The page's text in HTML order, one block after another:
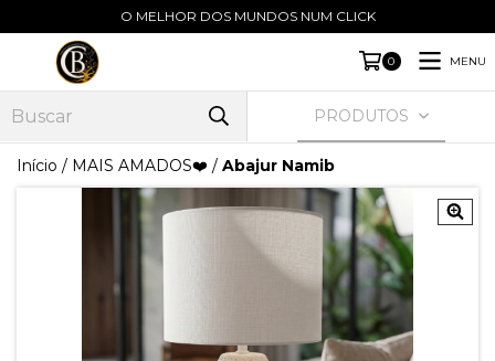
O MELHOR DOS MUNDOS NUM CLICK
0 MENU
PRODUTOS
Início / MAIS AMADOS❤️ / Abajur Namib